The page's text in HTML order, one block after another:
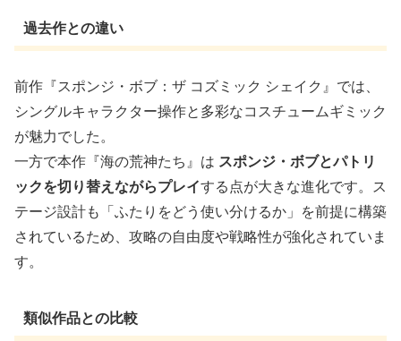
過去作との違い
前作『スポンジ・ボブ：ザ コズミック シェイク』では、
シングルキャラクター操作と多彩なコスチュームギミック
が魅力でした。
一方で本作『海の荒神たち』は スポンジ・ボブとパトリ
ックを切り替えながらプレイする点が大きな進化です。ス
テージ設計も「ふたりをどう使い分けるか」を前提に構築
されているため、攻略の自由度や戦略性が強化されていま
す。
類似作品との比較